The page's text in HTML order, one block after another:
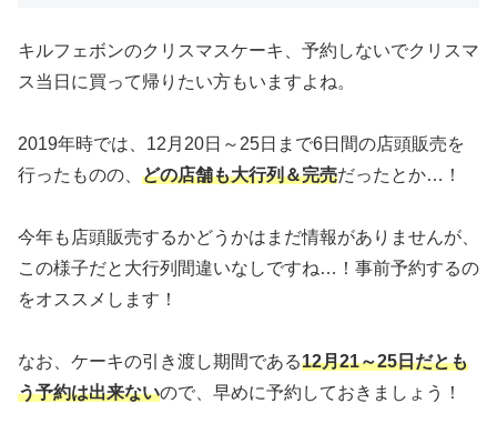
キルフェボンのクリスマスケーキ、予約しないでクリスマ
ス当日に買って帰りたい方もいますよね。
2019年時では、12月20日～25日まで6日間の店頭販売を
行ったものの、 どの店舗も大行列＆完売だったとか…！
今年も店頭販売するかどうかはまだ情報がありませんが、
この様子だと大行列間違いなしですね…！事前予約するの
をオススメします！
なお、ケーキの引き渡し期間である12月21～25日だとも
う予約は出来ないので、早めに予約しておきましょう！